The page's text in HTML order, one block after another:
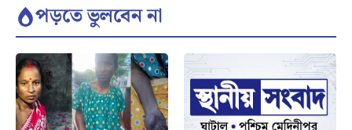
পড়তে ভুলবেন না